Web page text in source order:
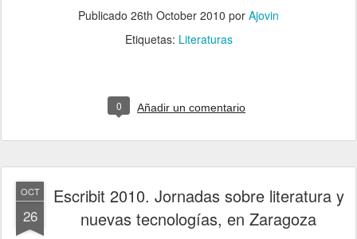
Publicado 26th October 2010 por Ajovin
Etiquetas: Literaturas
0 Añadir un comentario
OCT
26
Escribit 2010. Jornadas sobre literatura y
nuevas tecnologías, en Zaragoza